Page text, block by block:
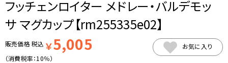
フッチェンロイター メドレー・バルデモッ
サ マグカップ【rm255335e02】
販売価格税込 ￥5,005
（消費税率：10％）
お気に入り